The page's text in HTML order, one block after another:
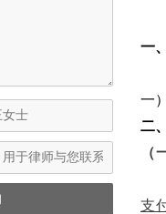
一
一
二
（
支